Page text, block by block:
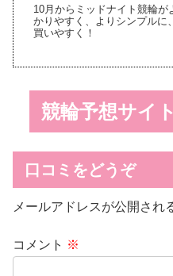
10月からミッドナイト競輪が
かりやすく、よりシンプルに
買いやすく！
競輪予想サイ
口コミをどうぞ
メールアドレスが公開され
コメント ※